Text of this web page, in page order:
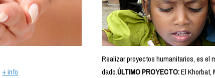
+ info
Realizar proyectos humanitarios, es el
dado.ÚLTIMO PROYECTO:El Khorbat,